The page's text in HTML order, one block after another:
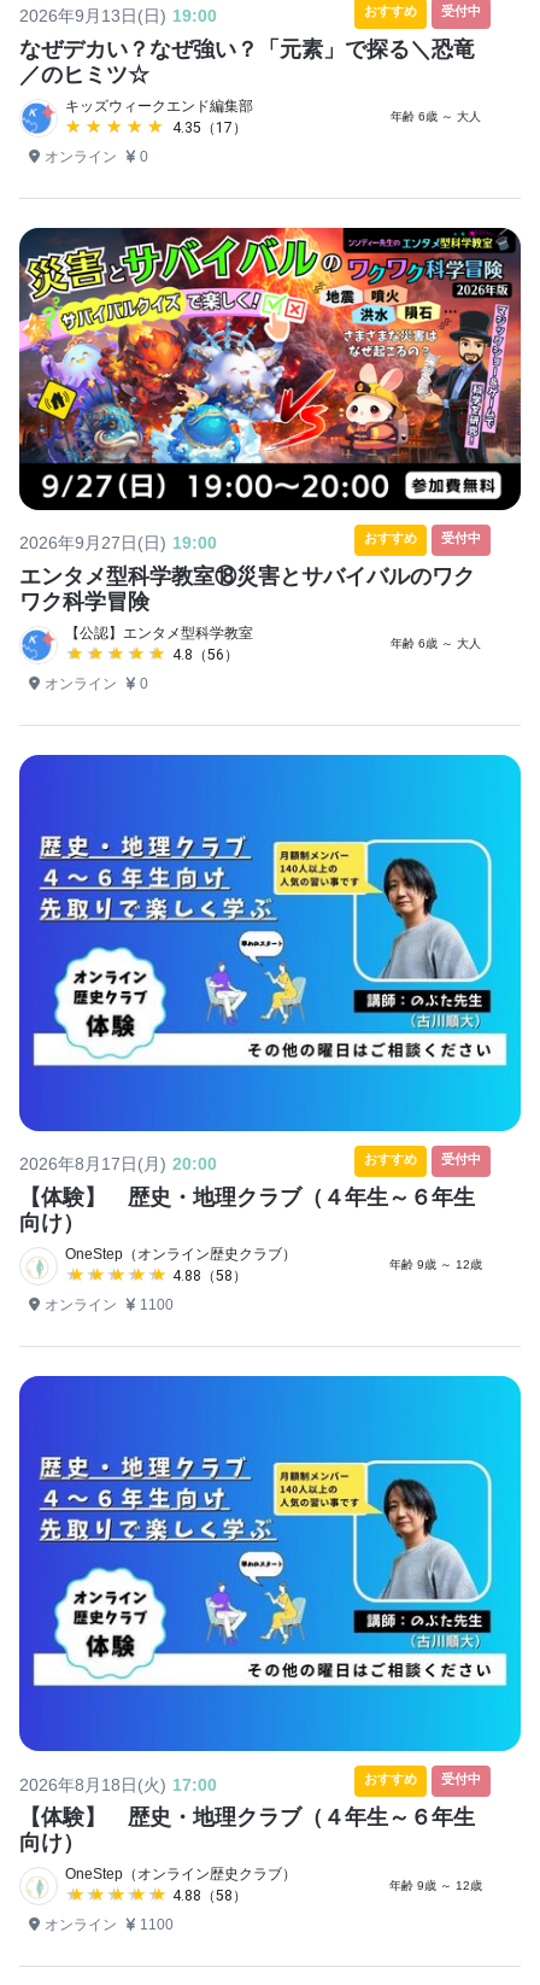
2026年9月13日(日) 19:00 おすすめ 受付中
なぜデカい？なぜ強い？「元素」で探る＼恐竜
／のヒミツ☆
キッズウィークエンド編集部
★★★★★
★★★★★ 4.35（17） 年齢 6歳 ～ 大人
オンライン 0
2026年9月27日(日) 19:00 おすすめ 受付中
エンタメ型科学教室⑱災害とサバイバルのワク
ワク科学冒険
【公認】エンタメ型科学教室
★★★★★
★★★★★ 4.8（56） 年齢 6歳 ～ 大人
オンライン 0
2026年8月17日(月) 20:00 おすすめ 受付中
【体験】 歴史・地理クラブ（４年生～６年生
向け）
OneStep（オンライン歴史クラブ）
★★★★★
★★★★★ 4.88（58） 年齢 9歳 ～ 12歳
オンライン 1100
2026年8月18日(火) 17:00 おすすめ 受付中
【体験】 歴史・地理クラブ（４年生～６年生
向け）
OneStep（オンライン歴史クラブ）
★★★★★
★★★★★ 4.88（58） 年齢 9歳 ～ 12歳
オンライン 1100